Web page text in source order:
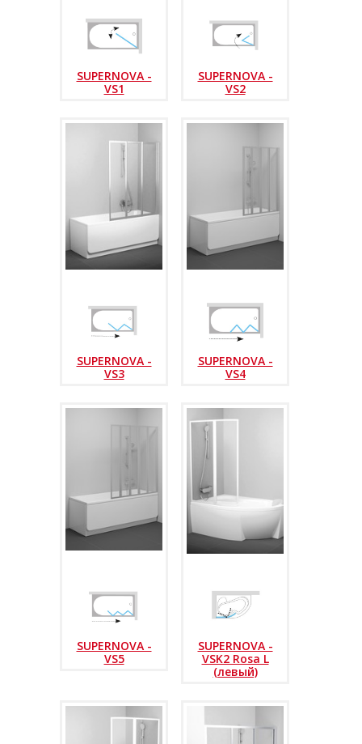
SUPERNOVA -
VS1
SUPERNOVA -
VS2
SUPERNOVA -
VS3
SUPERNOVA -
VS4
SUPERNOVA -
VS5
SUPERNOVA -
VSK2 Rosa L
(левый)